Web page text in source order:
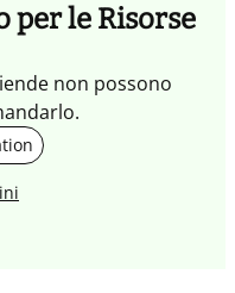
per le Risorse
non possono